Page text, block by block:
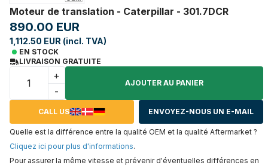
Moteur de translation - Caterpillar - 301.7DCR
890.00 EUR
1,112.50 EUR (incl. TVA)
EN STOCK
LIVRAISON GRATUITE
+
-
AJOUTER AU PANIER
CALL US ENVOYEZ-NOUS UN E-MAIL
Quelle est la différence entre la qualité OEM et la qualité Aftermarket ?
Cliquez ici pour plus d'informations.
Pour assurer la même vitesse et prévenir d'éventuelles différences en